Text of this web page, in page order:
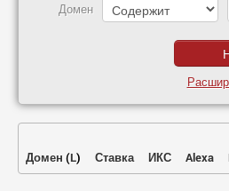
Домен
Домен (L) Ставка ИКС Alexa